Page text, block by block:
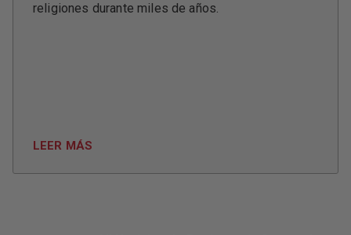
religiones durante miles de años.
LEER MÁS